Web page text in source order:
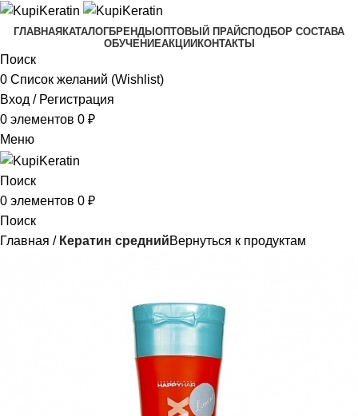
ГЛАВНАЯ КАТАЛОГБРЕНДЫ ОПТОВЫЙ ПРАЙСПОДБОР СОСТАВА
ОБУЧЕНИЕАКЦИИ КОНТАКТЫ
Поиск
0 Список желаний (Wishlist)
Вход / Регистрация
0 элементов 0 ₽
Меню
Поиск
0 элементов 0 ₽
Поиск
Главная
Кератин среднийВернуться к продуктам